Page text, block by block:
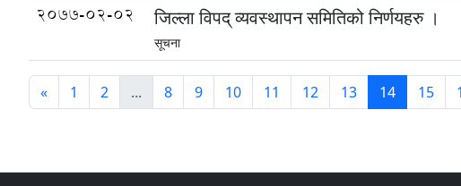
2077-02-02 जिल्ला विपद् व्यवस्थापन समितिको निर्णयहरु ।
सूचना
« 1 2 ... 8 9 10 11 12 13 14 15